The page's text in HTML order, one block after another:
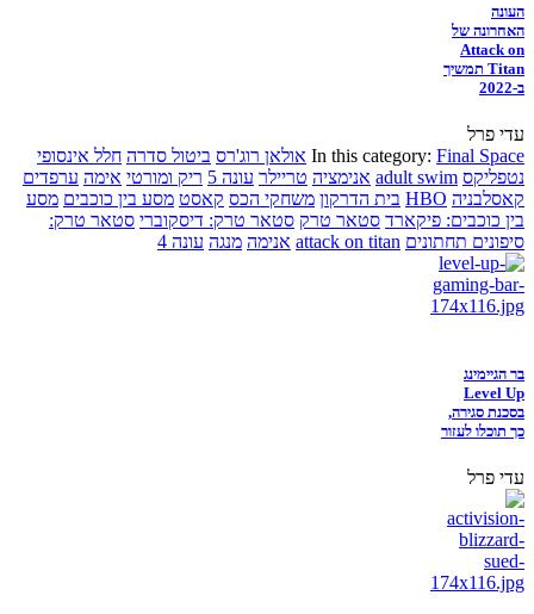
העונה
האחרונה של
Attack on
Titan תמשיך
ב-2022
עדי פרל
In this category: Final Space אולאן רוג'רס ביטול סדרה חלל אינסופי
נטפליקס adult swim אנימציה טריילר עונה 5 ריק ומורטי אימה ערפדים
קאסלבניה HBO בית הדרקון משחקי הכס קאסט מסע בין כוכבים מסע
בין כוכבים: פיקארד סטאר טרק סטאר טרק: דיסקוברי סטאר טרק:
סיפונים תחתונים attack on titan אנימה מנגה עונה 4
בר הגיימינג
Level Up
בסכנת סגירה,
כך תוכלו לעזור
עדי פרל